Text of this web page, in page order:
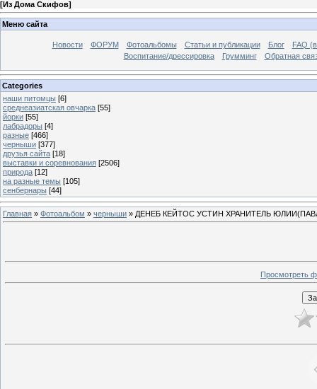
[Из Дома Скифов]
Меню сайта
Новости ФОРУМ Фотоальбомы Статьи и публикации Блог
FAQ
Воспитание/дрессировка
Грумминг Обратная
Categories
наши питомцы [6]
среднеазиатская овчарка [55]
йорки [55]
лабрадоры [4]
разные [466]
черныши [377]
друзья сайта [18]
выставки и соревнования [2506]
природа [12]
на разные темы [105]
сенбернары [44]
Главная » Фотоальбом » черныши » ДЕНЕБ КЕЙТОС УСТИН ХРАНИТЕЛЬ
Просмотреть